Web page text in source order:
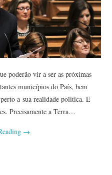
poderão vir a ser as próximas
municípios do País, bem
a sua realidade política. E
Precisamente a Terra…
→